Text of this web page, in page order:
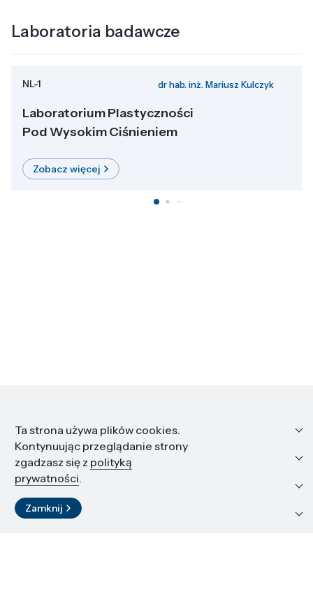
Laboratoria badawcze
NL-1 dr hab. inż. Mariusz Kulczyk
Laboratorium Plastyczności
Pod Wysokim Ciśnieniem
Zobacz więcej
Informacje
Edukacja i kariera
Zasoby i materiały
Kontakt
Ta strona używa plików cookies.
Kontynuując przeglądanie strony
zgadzasz się z polityką
prywatności.
Zamknij